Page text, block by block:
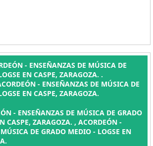
- ENSEÑANZAS DE MÚSICA DE
EN CASPE, ZARAGOZA. .
- ENSEÑANZAS DE MÚSICA DE
EN CASPE, ZARAGOZA.
- ENSEÑANZAS DE MÚSICA DE GRADO
CASPE, ZARAGOZA. , ACORDEÓN -
DE GRADO MEDIO - LOGSE EN